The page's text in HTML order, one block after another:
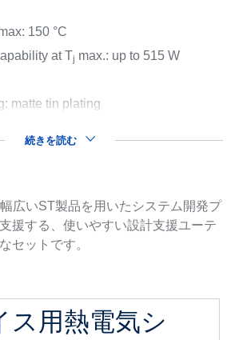
150 °C
at Tj max.: up to 515 W
matte tin plating
続きを読む
広いST製品を用いたシステム開発プ
援する、使いやすい設計支援ユーテ
セットです。
ス用熱電気シ